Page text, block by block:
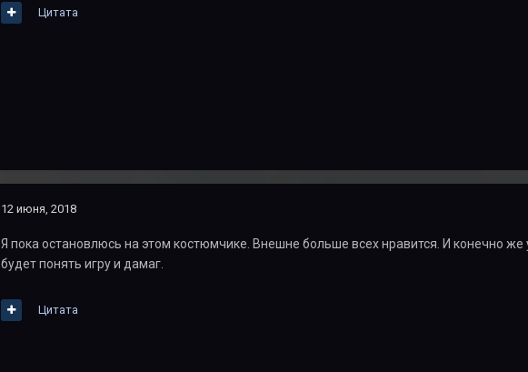
Цитата
12 июня, 2018
Я пока остановлюсь на этом костюмчике. Внешне больше всех нравится. И конечно же
будет понять игру и дамаг.
Цитата